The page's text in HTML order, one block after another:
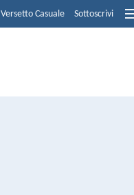
Versetto Casuale Sottoscrivi